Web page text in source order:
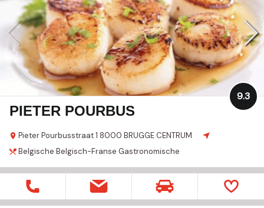
PIETER POURBUS
Pieter Pourbusstraat 1 8000 BRUGGE CENTRUM
9.3
Belgische Belgisch-Franse Gastronomische